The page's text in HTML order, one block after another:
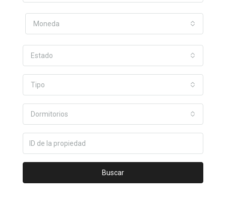
Moneda
Estado
Tipo
Dormitorios
Buscar